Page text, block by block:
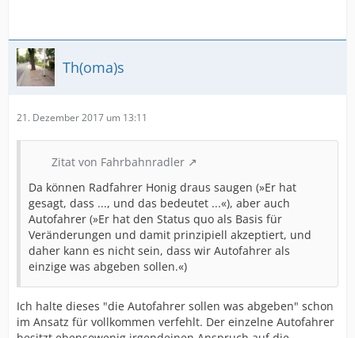
Th(oma)s
21. Dezember 2017 um 13:11
Zitat von Fahrbahnradler
Da können Radfahrer Honig draus saugen (»Er hat
gesagt, dass ..., und das bedeutet ...«), aber auch
Autofahrer (»Er hat den Status quo als Basis für
Veränderungen und damit prinzipiell akzeptiert, und
daher kann es nicht sein, dass wir Autofahrer als
einzige was abgeben sollen.«)
Ich halte dieses "die Autofahrer sollen was abgeben" schon
im Ansatz für vollkommen verfehlt. Der einzelne Autofahrer